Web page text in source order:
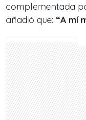
complementada
añadió que: “A mí